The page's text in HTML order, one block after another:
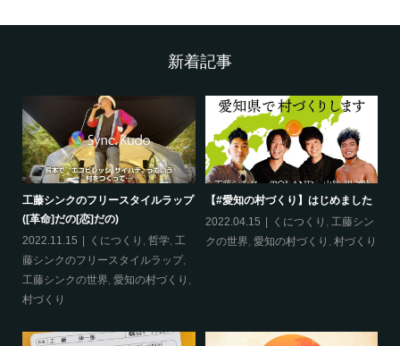
新着記事
工藤シンクのフリースタイルラップ
([革命]だの[恋]だの)
2022.11.15
くにつくり 哲学, 工
藤シンクのフリースタイルラップ,
工藤シンクの世界 愛知の村づくり
村づくり
【#愛知の村づくり】はじめました
2022.04.15
くにつくり
工藤シン
クの世界 愛知の村づくり 村づくり